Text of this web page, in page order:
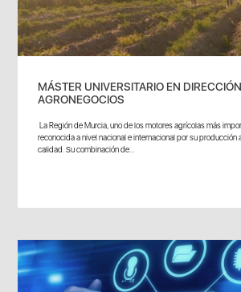
MÁSTER UNIVERSITARIO EN
AGRONEGOCIOS
La Región de Murcia, uno de los motores agrícolas más
reconocida a nivel nacional e internacional por su producción
calidad. Su combinación de...